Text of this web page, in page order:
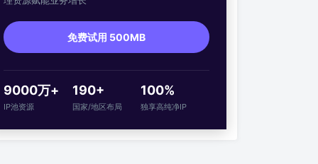
免费试用 500MB
9000万+
IP池资源
190+
国家/地区布局
100%
独享高纯净IP